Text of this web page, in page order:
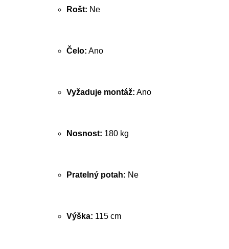
Rošt: Ne
Čelo: Ano
Vyžaduje montáž: Ano
Nosnost: 180 kg
Pratelný potah: Ne
Výška: 115 cm